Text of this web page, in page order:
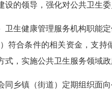
的领导，强化对公共卫生委
卫生健康管理服务机构职
符合条件的相关资金，支
式，实施公共卫生服务领域
同乡镇（街道）定期组织